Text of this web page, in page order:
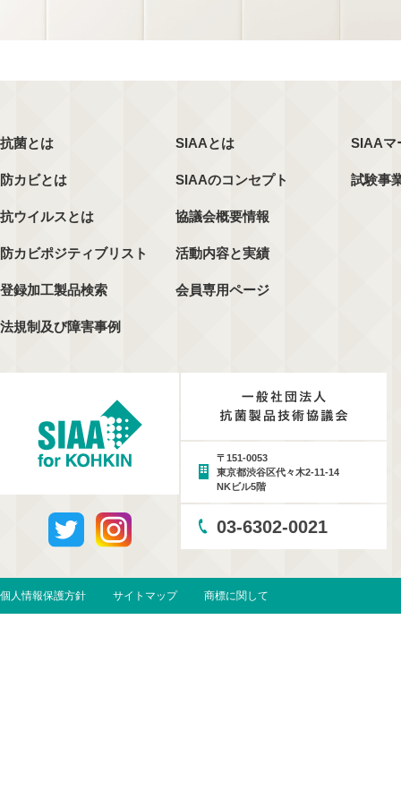
抗菌とは
防カビとは
抗ウイルスとは
防カビポジティブリスト
登録加工製品検索
法規制及び障害事例
SIAAとは
SIAAのコンセプト
協議会概要情報
活動内容と実績
会員専用ページ
SIAAマ
試験事
〒151-0053
東京都渋谷区代々木2-11-14
NKビル5階
03-6302-0021
個人情報保護方針 サイトマップ 商標に関して